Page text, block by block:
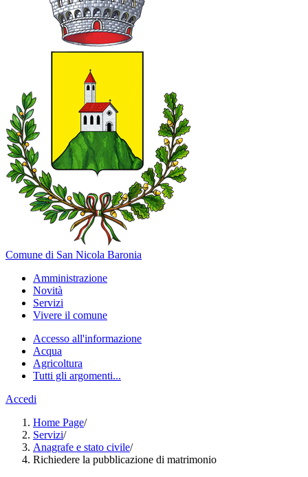
Comune di San Nicola Baronia
Amministrazione
Novità
Servizi
Vivere il comune
Accesso all'informazione
Acqua
Agricoltura
Tutti gli argomenti...
Accedi
Home Page/
Servizi/
Anagrafe e stato civile/
Richiedere la pubblicazione di matrimonio